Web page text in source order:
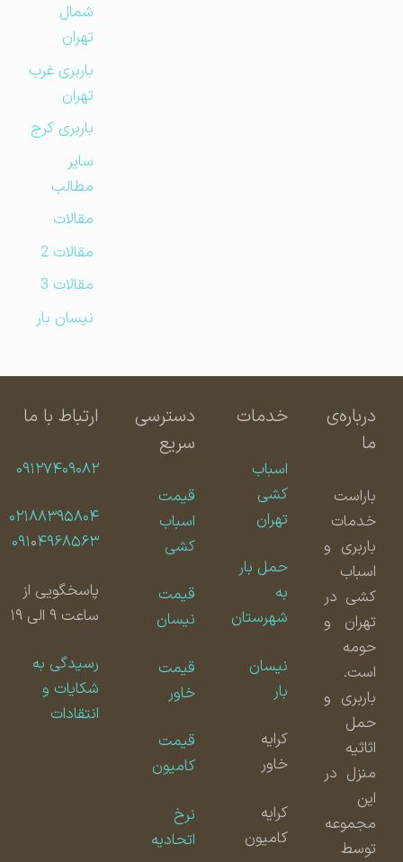
شمال
تهران
باربری غرب
تهران
باربری کرج
مطالب
مقالات
مقالات 2
مقالات 3
نیسان بار
درباره‌ی
باراست
خدمات
باربری و
اسباب
کشی در
تهران و
حومه
است.
باربری و
حمل
اثاثیه
منزل در
مجموعه
توسط
خدمات
اسباب
کشی
تهران
حمل بار
شهرستان
نیسان
کامیون
دسترسی
سریع
قیمت
اسباب
کشی
قیمت
نیسان
قیمت
قیمت
کامیون
اتحادیه
ارتباط با ما
۰۹۱۲۷۴۰۹۰۸۲
۰۲۱۸۸۳۹۵۸۰۴
۰۹۱۰۴۹۶۸۵۶۳
پاسخگویی از
ساعت ۹ الی ۱۹
رسیدگی به
شکایات و
انتقادات